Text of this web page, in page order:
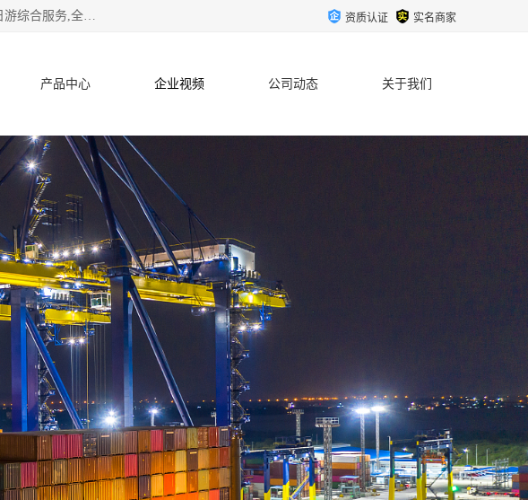
深圳市子扬国际物流有限公司专注深圳保税区转厂,保税区退运返修,转厂出口退税,坪山保税区转厂费用,保税一日游综合服务,全程托管，公司是严格按照“专业化定位、综合化经营、差异化发展”的经营思路建立的现代第三方物流，在通关业务、保税区仓储、退运返修、供应链金融方面具有较强的竞争优势。公司秉承“高效专业、服务客户、创新发展”的经营理念，已发展成为国内外知名企业的战略合作商。 资质认证 实名商家
产品中心 企业视频 公司动态 关于我们